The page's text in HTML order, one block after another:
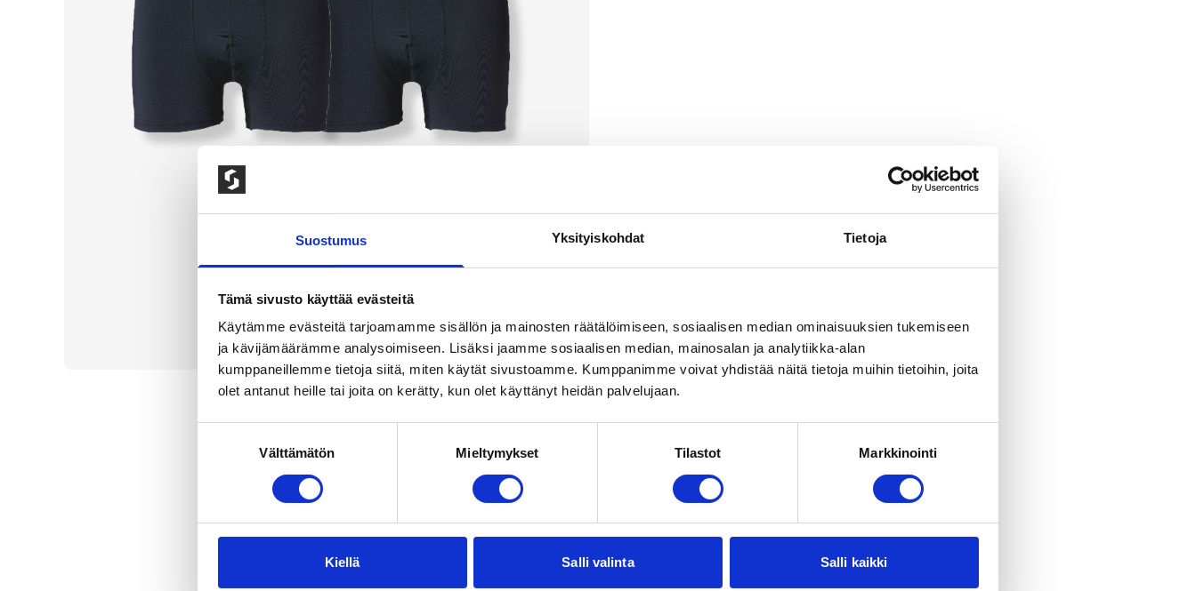
Suostumus Yksityiskohdat Tietoja
Tämä sivusto käyttää evästeitä
Käytämme evästeitä tarjoamamme sisällön ja mainosten räätälöimiseen, sosiaalisen median ominaisuuksien tukemiseen
ja kävijämäärämme analysoimiseen. Lisäksi jaamme sosiaalisen median, mainosalan ja analytiikka-alan
kumppaneillemme tietoja siitä, miten käytät sivustoamme. Kumppanimme voivat yhdistää näitä tietoja muihin tietoihin, joita
olet antanut heille tai joita on kerätty, kun olet käyttänyt heidän palvelujaan.
Välttämätön Mieltymykset Tilastot Markkinointi
Kiellä Salli valinta Salli kaikki
Du kanske också gillar